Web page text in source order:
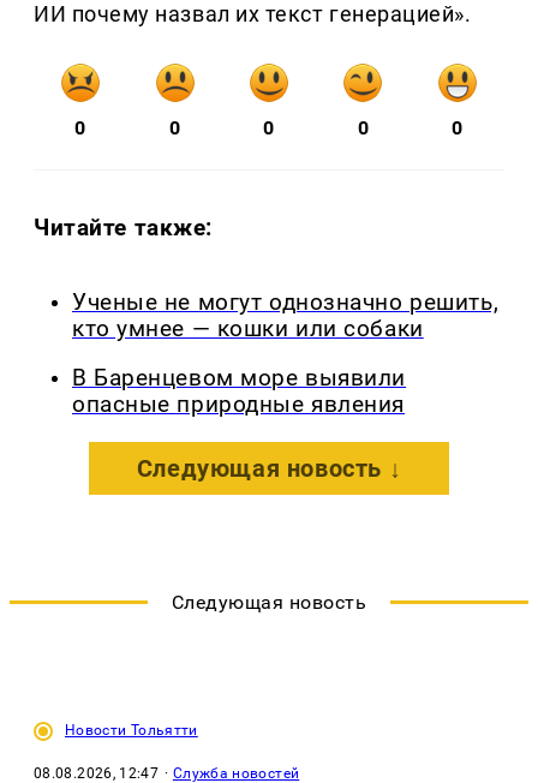
ИИ почему назвал их текст генерацией».
0 0 0 0 0
Читайте также:
Ученые не могут однозначно решить,
кто умнее — кошки или собаки
В Баренцевом море выявили
опасные природные явления
Следующая новость ↓
Следующая новость
Новости Тольятти
08.08.2026, 12:47 · Служба новостей